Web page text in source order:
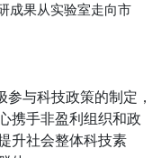
、斯坦福大学、清
合研究项目，并
享。同时，中心